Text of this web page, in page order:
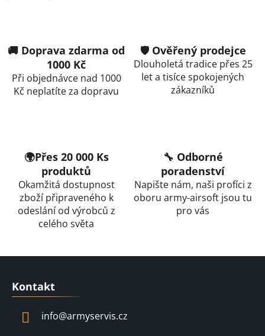
s
🚚 Doprava zdarma od
1000 Kč
Při objednávce nad 1000
Kč neplatíte za dopravu
🛡️ Ověřený prodejce
Dlouholetá tradice přes 25
let a tisíce spokojených
zákazníků
🌍Přes 20 000 Ks
produktů
Okamžitá dostupnost
zboží připraveného k
odeslání od výrobců z
celého světa
🔧 Odborné
poradenství
Napište nám, naši profíci z
oboru army-airsoft jsou tu
pro vás
Z
Kontakt
info@armyservis.cz